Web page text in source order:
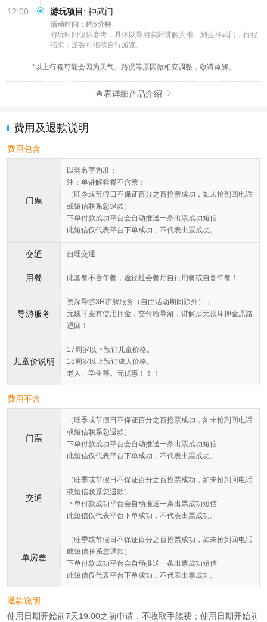
12:00 游玩项目 : 神武门
活动时间：约5分钟
游玩时间仅供参考，具体以导游实际讲解为准。到达神武门，行程
结束；游客可继续自行游览。
*以上行程可能会因为天气、路况等原因做相应调整，敬请谅解。
查看详细产品介绍 
费用及退款说明
费用包含
门票
以套名字为准；
注：单讲解套餐不含票；
（旺季或节假日不保证百分之百抢票成功，如未抢到回电话
或短信联系您退款）
下单付款成功平台会自动推送一条出票成功短信
此短信仅代表平台下单成功，不代表出票成功。
交通 自理交通
用餐 此套餐不含午餐，途径社会餐厅自行用餐或自备午餐！
导游服务
资深导游3H讲解服务（自由活动期间除外）；
无线耳麦有使用押金，交付给导游，讲解后无损坏押金原路
退回！
儿童价说明
17周岁以下预订儿童价格。
18周岁以上预订成人价格。
老人、学生等。无优惠！！！
费用不含
门票
（旺季或节假日不保证百分之百抢票成功，如未抢到回电话
或短信联系您退款）
下单付款成功平台会自动推送一条出票成功短信
此短信仅代表平台下单成功，不代表出票成功。
交通
（旺季或节假日不保证百分之百抢票成功，如未抢到回电话
或短信联系您退款）
下单付款成功平台会自动推送一条出票成功短信
此短信仅代表平台下单成功，不代表出票成功。
单房差
（旺季或节假日不保证百分之百抢票成功，如未抢到回电话
或短信联系您退款）
下单付款成功平台会自动推送一条出票成功短信
此短信仅代表平台下单成功，不代表出票成功。
退款说明
使用日期开始前7天19:00之前申请，不收取手续费；使用日期开始前